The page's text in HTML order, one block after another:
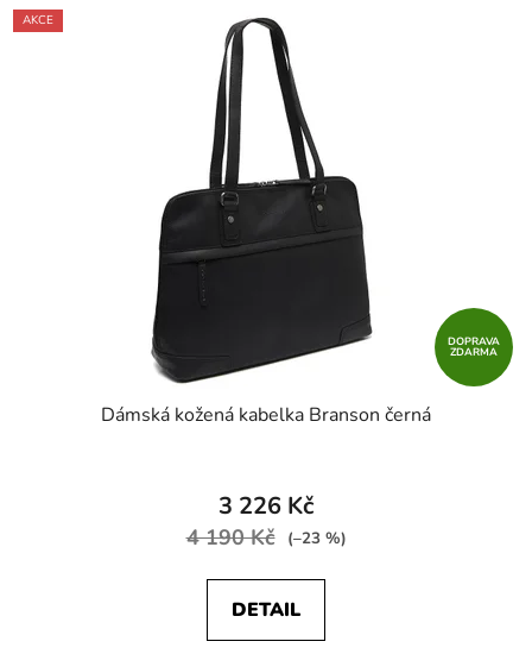
AKCE
DOPRAVA
ZDARMA
Dámská kožená kabelka Branson černá
3 226 Kč
4 190 Kč (–23 %)
DETAIL